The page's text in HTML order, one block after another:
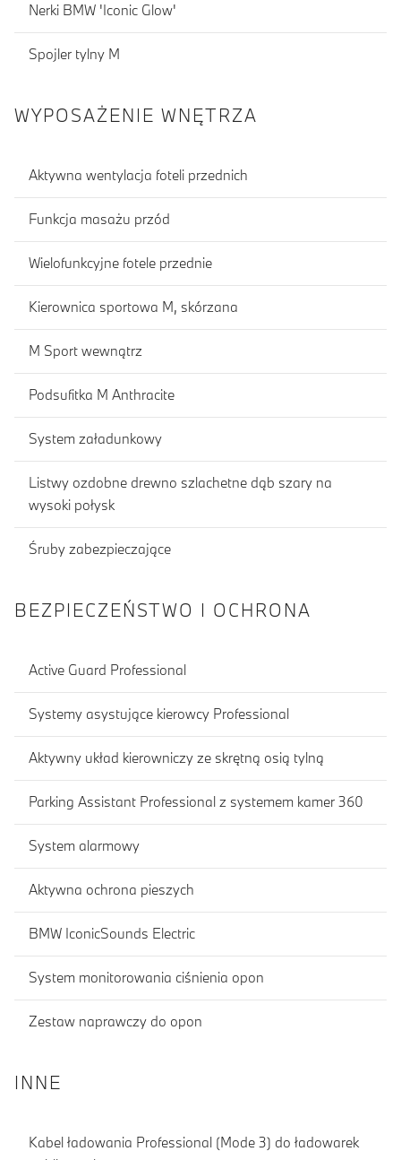
Nerki BMW 'Iconic Glow'
Spojler tylny M
WYPOSAŻENIE WNĘTRZA
Aktywna wentylacja foteli przednich
Funkcja masażu przód
Wielofunkcyjne fotele przednie
Kierownica sportowa M, skórzana
M Sport wewnątrz
Podsufitka M Anthracite
System załadunkowy
Listwy ozdobne drewno szlachetne dąb szary na
wysoki połysk
Śruby zabezpieczające
BEZPIECZEŃSTWO I OCHRONA
Active Guard Professional
Systemy asystujące kierowcy Professional
Aktywny układ kierowniczy ze skrętną osią tylną
Parking Assistant Professional z systemem kamer 360
System alarmowy
Aktywna ochrona pieszych
BMW IconicSounds Electric
System monitorowania ciśnienia opon
Zestaw naprawczy do opon
INNE
Kabel ładowania Professional (Mode 3) do ładowarek